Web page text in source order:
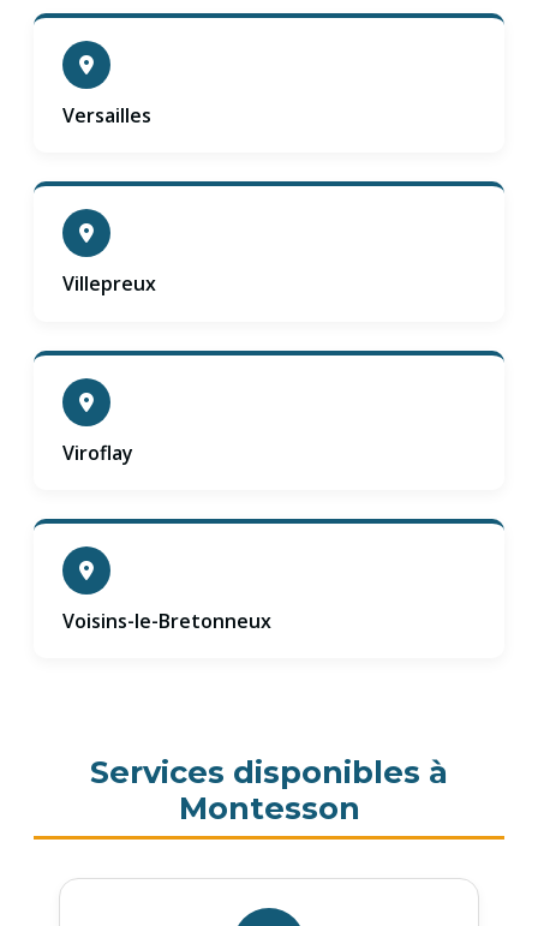
Versailles
Villepreux
Viroflay
Voisins-le-Bretonneux
Services disponibles à
Montesson